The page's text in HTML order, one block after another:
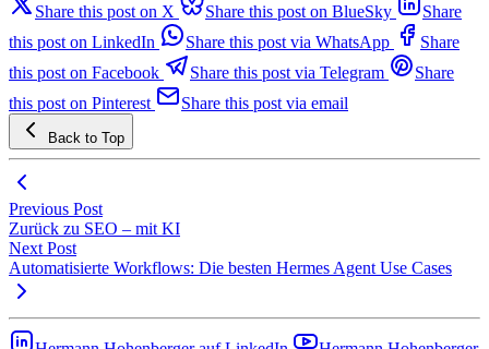
Share this post on X
Share this post on BlueSky
Share
this post on LinkedIn
Share this post via WhatsApp
Share
this post on Facebook
Share this post via Telegram
Share
this post on Pinterest
Share this post via email
Back to Top
Previous Post
Zurück zu SEO – mit KI
Next Post
Automatisierte Workflows: Die besten Hermes Agent Use Cases